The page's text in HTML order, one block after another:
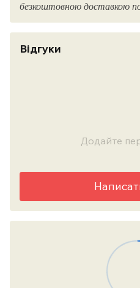
безкоштовною доставкою по
Відгуки
Додайте